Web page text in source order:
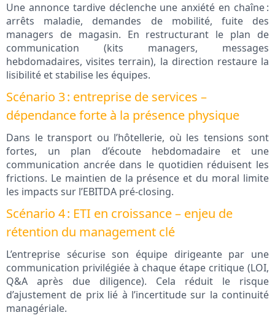
Une annonce tardive déclenche une anxiété en chaîne :
arrêts maladie, demandes de mobilité, fuite des
managers de magasin. En restructurant le plan de
communication (kits managers, messages
hebdomadaires, visites terrain), la direction restaure la
lisibilité et stabilise les équipes.
Scénario 3 : entreprise de services –
dépendance forte à la présence physique
Dans le transport ou l’hôtellerie, où les tensions sont
fortes, un plan d’écoute hebdomadaire et une
communication ancrée dans le quotidien réduisent les
frictions. Le maintien de la présence et du moral limite
les impacts sur l’EBITDA pré‑closing.
Scénario 4 : ETI en croissance – enjeu de
rétention du management clé
L’entreprise sécurise son équipe dirigeante par une
communication privilégiée à chaque étape critique (LOI,
Q&A après due diligence). Cela réduit le risque
d’ajustement de prix lié à l’incertitude sur la continuité
managériale.